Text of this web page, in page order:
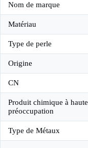
Nom de marque
Matériau
Type de perle
Origine
CN
Produit chimique à haute
préoccupation
Type de Métaux